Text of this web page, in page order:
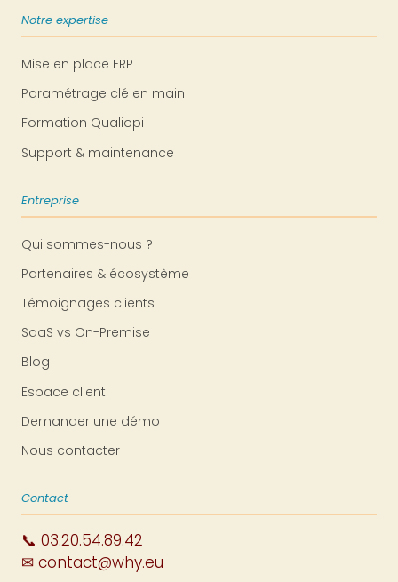
Notre expertise
Mise en place ERP
Paramétrage clé en main
Formation Qualiopi
Support & maintenance
Entreprise
Qui sommes-nous ?
Partenaires & écosystème
Témoignages clients
SaaS vs On-Premise
Blog
Espace client
Demander une démo
Nous contacter
Contact
📞 03.20.54.89.42
✉ contact@why.eu